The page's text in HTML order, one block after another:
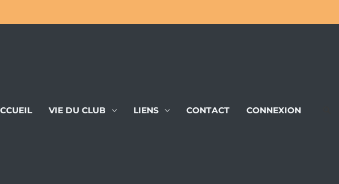
VIE DU CLUB LIENS CONTACT CONNEXION